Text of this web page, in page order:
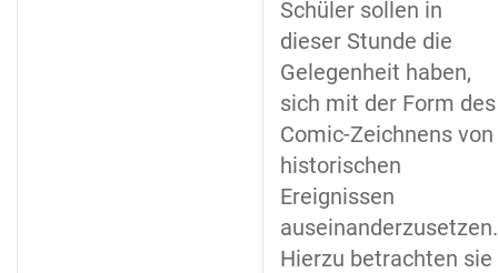
Schüler sollen in
dieser Stunde die
Gelegenheit haben,
sich mit der Form des
Comic-Zeichnens von
historischen
Ereignissen
auseinanderzusetzen.
Hierzu betrachten sie